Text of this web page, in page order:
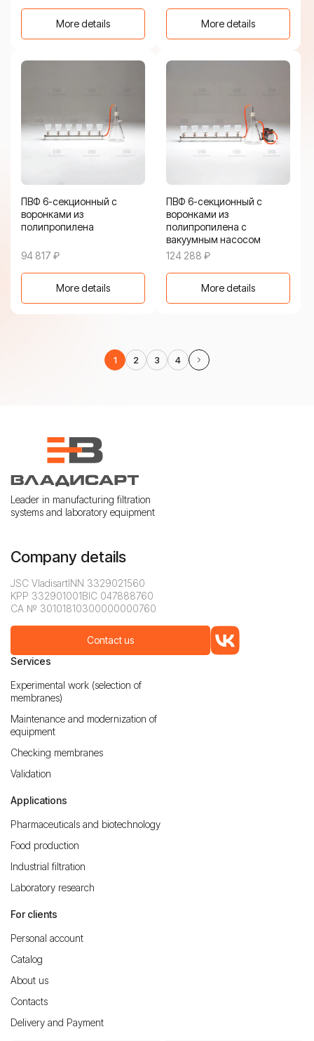
More details More details
ПВФ 6-секционный с
воронками из
полипропилена
94 817 ₽
More details
ПВФ 6-секционный с
воронками из
полипропилена с
вакуумным насосом
124 288 ₽
More details
1 2 3 4
Leader in manufacturing filtration
systems and laboratory equipment
Company details
JSC VladisartINN 3329021560
KPP 332901001BIC 047888760
CA № 30101810300000000760
Contact us
Services
Experimental work (selection of
membranes)
Maintenance and modernization of
equipment
Checking membranes
Validation
Applications
Pharmaceuticals and biotechnology
Food production
Industrial filtration
Laboratory research
For clients
Personal account
Catalog
About us
Contacts
Delivery and Payment